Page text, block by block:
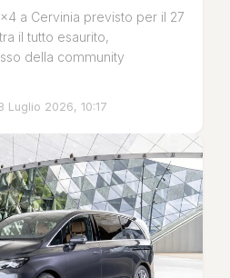
a Cervinia previsto per il 27
il tutto esaurito,
della community
Luglio 2026, 10:17